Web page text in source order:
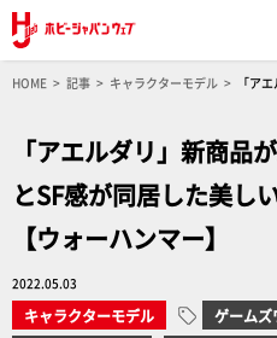
HOME 記事 キャラクターモデル
「ア
「アエルダリ」新商品
とSF感が同居した美し
【ウォーハンマー】
2022.05.03
キャラクターモデル
ゲームズ